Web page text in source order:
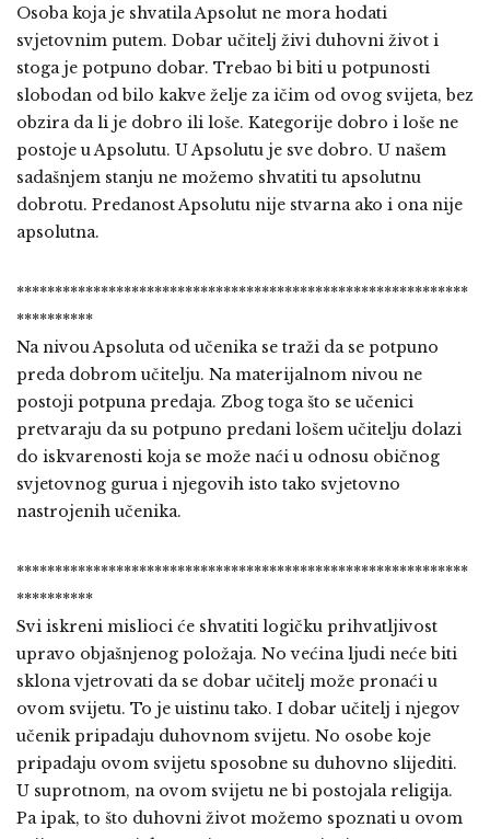
Osoba koja je shvatila Apsolut ne mora hodati
svjetovnim putem. Dobar učitelj živi duhovni život i
stoga je potpuno dobar. Trebao bi biti u potpunosti
slobodan od bilo kakve želje za ičim od ovog svijeta, bez
obzira da li je dobro ili loše. Kategorije dobro i loše ne
postoje u Apsolutu. U Apsolutu je sve dobro. U našem
sadašnjem stanju ne možemo shvatiti tu apsolutnu
dobrotu. Predanost Apsolutu nije stvarna ako i ona nije
apsolutna.
***********************************************************
**********
Na nivou Apsoluta od učenika se traži da se potpuno
preda dobrom učitelju. Na materijalnom nivou ne
postoji potpuna predaja. Zbog toga što se učenici
pretvaraju da su potpuno predani lošem učitelju dolazi
do iskvarenosti koja se može naći u odnosu običnog
svjetovnog gurua i njegovih isto tako svjetovno
nastrojenih učenika.
***********************************************************
**********
Svi iskreni mislioci će shvatiti logičku prihvatljivost
upravo objašnjenog položaja. No većina ljudi neće biti
sklona vjetrovati da se dobar učitelj može pronaći u
ovom svijetu. To je uistinu tako. I dobar učitelj i njegov
učenik pripadaju duhovnom svijetu. No osobe koje
pripadaju ovom svijetu sposobne su duhovno slijediti.
U suprotnom, na ovom svijetu ne bi postojala religija.
Pa ipak, to što duhovni život možemo spoznati u ovom